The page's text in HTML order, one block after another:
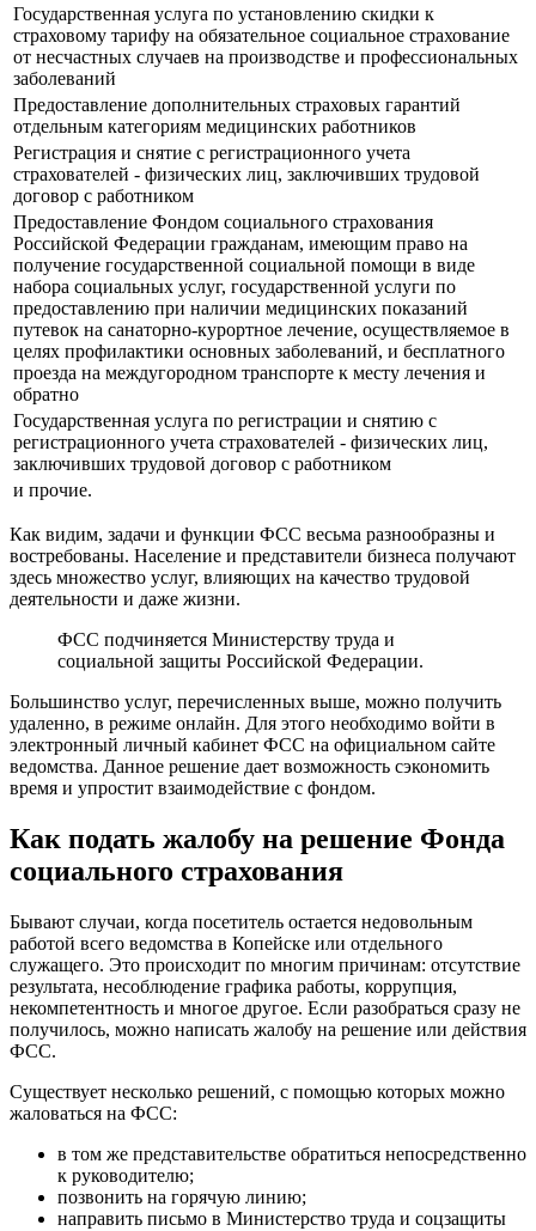
Государственная услуга по установлению скидки к
страховому тарифу на обязательное социальное страхование
от несчастных случаев на производстве и профессиональных
заболеваний
Предоставление дополнительных страховых гарантий
отдельным категориям медицинских работников
Регистрация и снятие с регистрационного учета
страхователей - физических лиц, заключивших трудовой
договор с работником
Предоставление Фондом социального страхования
Российской Федерации гражданам, имеющим право на
получение государственной социальной помощи в виде
набора социальных услуг, государственной услуги по
предоставлению при наличии медицинских показаний
путевок на санаторно-курортное лечение, осуществляемое в
целях профилактики основных заболеваний, и бесплатного
проезда на междугородном транспорте к месту лечения и
обратно
Государственная услуга по регистрации и снятию с
регистрационного учета страхователей - физических лиц,
заключивших трудовой договор с работником
и прочие.
Как видим, задачи и функции ФСС весьма разнообразны и
востребованы. Население и представители бизнеса получают
здесь множество услуг, влияющих на качество трудовой
деятельности и даже жизни.
ФСС подчиняется Министерству труда и
социальной защиты Российской Федерации.
Большинство услуг, перечисленных выше, можно получить
удаленно, в режиме онлайн. Для этого необходимо войти в
электронный личный кабинет ФСС на официальном сайте
ведомства. Данное решение дает возможность сэкономить
время и упростит взаимодействие с фондом.
Как подать жалобу на решение Фонда
социального страхования
Бывают случаи, когда посетитель остается недовольным
работой всего ведомства в Копейске или отдельного
служащего. Это происходит по многим причинам: отсутствие
результата, несоблюдение графика работы, коррупция,
некомпетентность и многое другое. Если разобраться сразу не
получилось, можно написать жалобу на решение или действия
ФСС.
Существует несколько решений, с помощью которых можно
жаловаться на ФСС:
в том же представительстве обратиться непосредственно
к руководителю;
позвонить на горячую линию;
направить письмо в Министерство труда и соцзащиты